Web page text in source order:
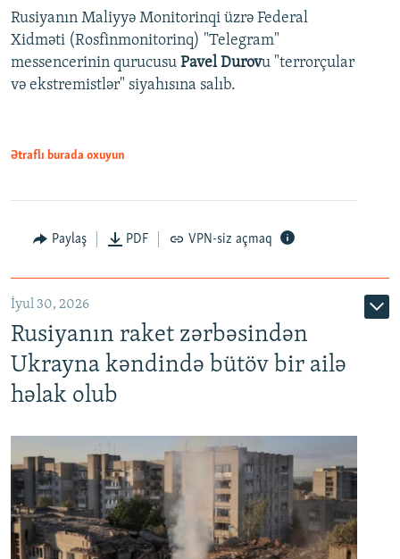
Rusiyanın Maliyyə Monitorinqi üzrə Federal
Xidməti (Rosfinmonitorinq) "Telegram"
messencerinin qurucusu Pavel Durovu "terrorçular
və ekstremistlər" siyahısına salıb.
Ətraflı burada oxuyun
Paylaş PDF VPN-siz açmaq
İyul 30, 2026
Rusiyanın raket zərbəsindən
Ukrayna kəndində bütöv bir ailə
həlak olub